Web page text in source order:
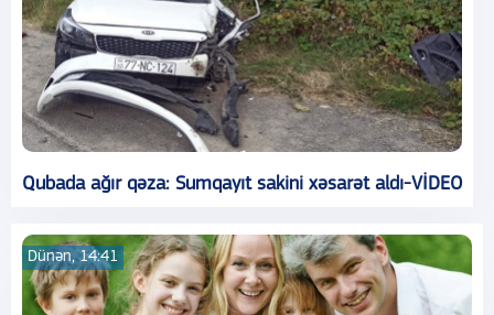
Qubada ağır qəza: Sumqayıt sakini xəsarət aldı-VİDEO
Dünən, 14:41